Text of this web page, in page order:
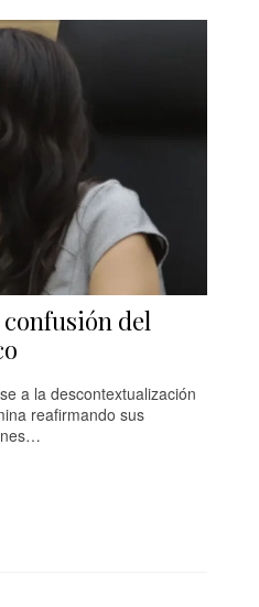
confusión del
a la descontextualización
reafirmando sus